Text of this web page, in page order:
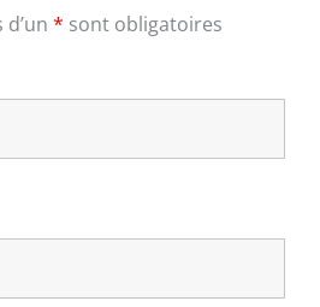
* sont obligatoires